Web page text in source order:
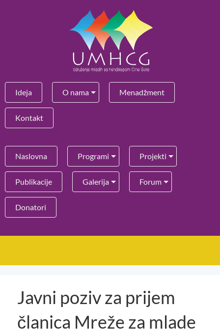
Ideja O nama Menadžment
Kontakt
Naslovna Programi Projekti
Publikacije Galerija Forum
Donatori
Javni poziv za prijem
članica Mreže za mlade